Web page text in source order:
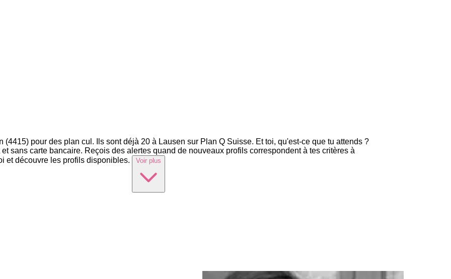
(4415) pour des plan cul. Ils sont déjà 20 à Lausen sur Plan Q Suisse. Et toi, qu'est-ce que tu attends ?
sans carte bancaire. Reçois des alertes quand de nouveaux profils correspondent à tes critères à
et découvre les profils disponibles.
Voir plus